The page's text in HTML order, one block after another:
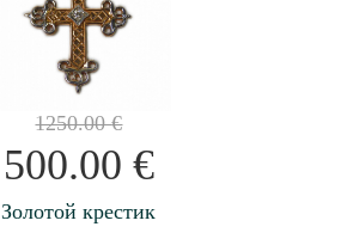
1250.00€
500.00 €
Золотой крестик